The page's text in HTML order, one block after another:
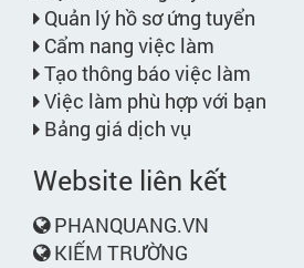
Quản lý hồ sơ ứng tuyển
Cẩm nang việc làm
Tạo thông báo việc làm
Việc làm phù hợp với bạn
Bảng giá dịch vụ
Website liên kết
PHANQUANG.VN
KIẾM TRƯỜNG